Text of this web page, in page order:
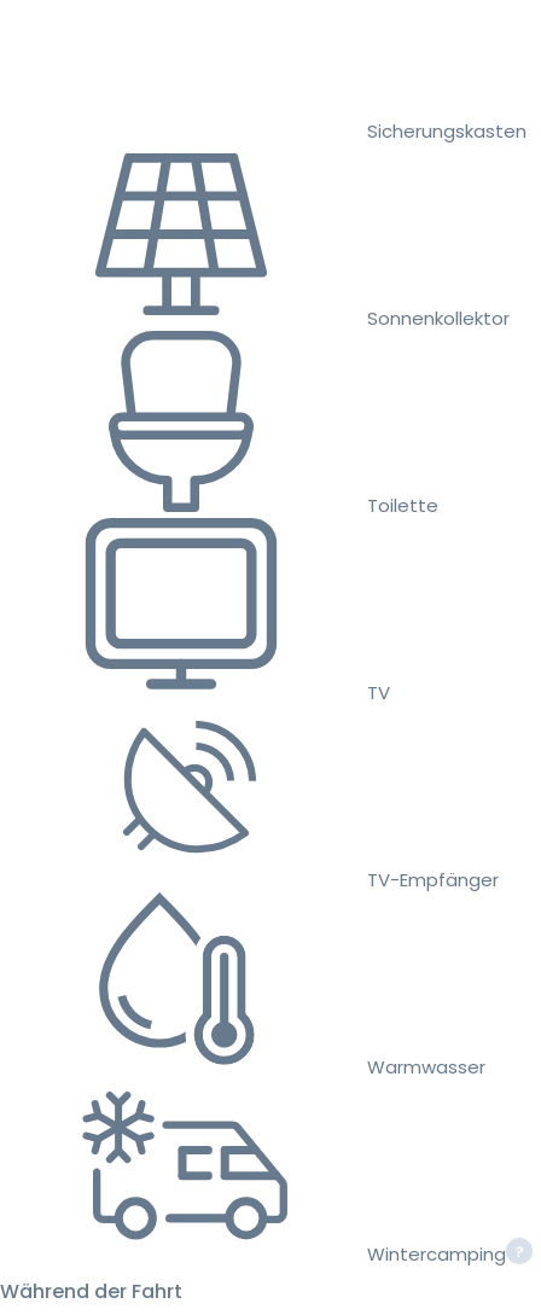
Sicherungskasten
Sonnenkollektor
Toilette
TV
TV-Empfänger
Warmwasser
Wintercamping
Während der Fahrt